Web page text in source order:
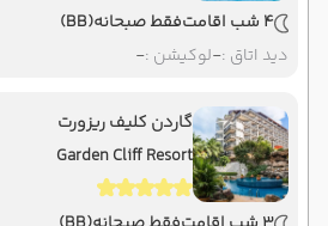
4 شب اقامت فقط صبحانه(BB)
دید اتاق :-لوکیشن :-
گاردن کلیف ریزورت
Garden Cliff Resort